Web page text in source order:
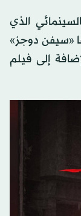
الذي
«سيفن دوجز»
إلى فيلم